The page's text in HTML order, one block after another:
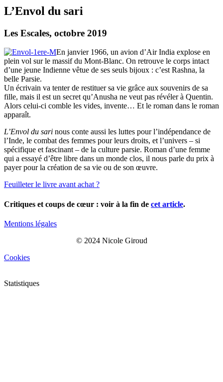
L’Envol du sari
Les Escales, octobre 2019
En janvier 1966, un avion d’Air India explose en
plein vol sur le massif du Mont-Blanc. On retrouve le corps intact
d’une jeune Indienne vêtue de ses seuls bijoux : c’est Rashna, la
belle Parsie.
Un écrivain va tenter de restituer sa vie grâce aux souvenirs de sa
fille, mais il est un secret qu’Anusha ne veut pas révéler à Quentin.
Alors celui-ci comble les vides, invente… Et le roman dans le roman
apparaît.
L’Envol du sari nous conte aussi les luttes pour l’indépendance de
l’Inde, le combat des femmes pour leurs droits, et l’univers – si
spécifique et fascinant – de la culture parsie. Roman d’une femme
qui a essayé d’être libre dans un monde clos, il nous parle du prix à
payer pour la création de sa vie ou de son œuvre.
Feuilleter le livre avant achat ?
Critiques et coups de cœur : voir à la fin de cet article.
Mentions légales
© 2024 Nicole Giroud
Cookies
Statistiques